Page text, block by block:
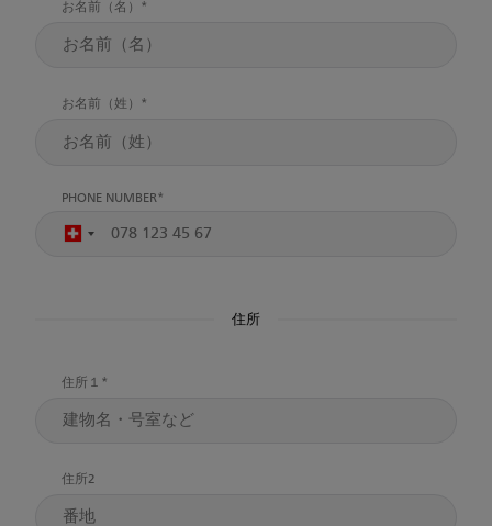
お名前（名）
お名前（姓）
PHONE NUMBER
住所
住所１
住所2